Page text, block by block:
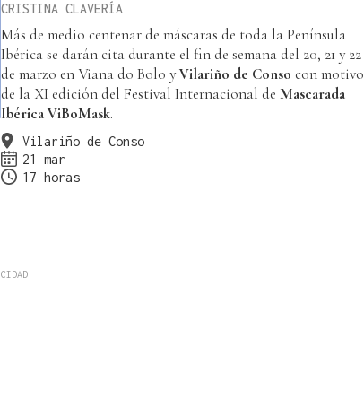
CRISTINA CLAVERÍA
Más de medio centenar de máscaras de toda la Península
Ibérica se darán cita durante el fin de semana del 20, 21 y 22
de marzo en Viana do Bolo yVilariño de Conso con motivo
de la XI edición del Festival Internacional de Mascarada
Ibérica ViBoMask.
Vilariño de Conso
21 mar
17 horas